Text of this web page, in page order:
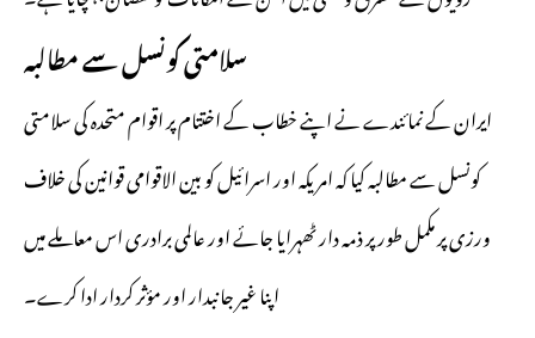
سلامتی کونسل سے مطالبہ
ایران کے نمائندے نے اپنے خطاب کے اختتام پر اقوام متحدہ کی سلامتی
کونسل سے مطالبہ کیا کہ امریکہ اور اسرائیل کو بین الاقوامی قوانین کی خلاف
ورزی پر مکمل طور پر ذمہ دار ٹھہرایا جائے اور عالمی برادری اس معاملے میں
اپنا غیر جانبدار اور مؤثر کردار ادا کرے۔